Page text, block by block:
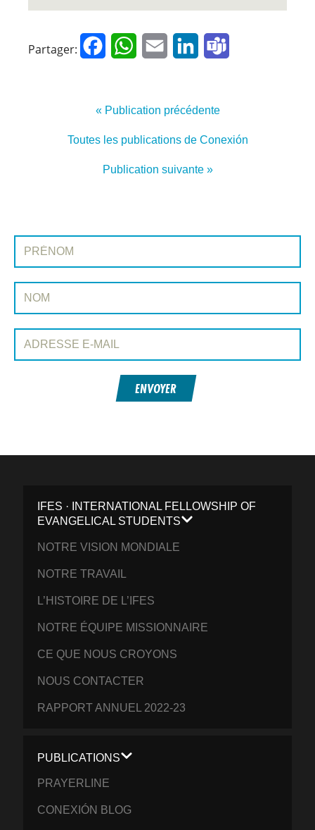
Partager: FacebookWhatsApp
Email LinkedIn
« Publication précédente
Toutes les publications de Conexión
Publication suivante »
INSCRIVEZ-VOUS À CONEXIÓN
Prénom:
Nom:
Adresse e-mail:
ENVOYER
IFES · INTERNATIONAL FELLOWSHIP OF
EVANGELICAL STUDENTS
NOTRE VISION MONDIALE
NOTRE TRAVAIL
L’HISTOIRE DE L’IFES
NOTRE ÉQUIPE MISSIONNAIRE
CE QUE NOUS CROYONS
NOUS CONTACTER
RAPPORT ANNUEL 2022-23
PUBLICATIONS
PRAYERLINE
CONEXIÓN BLOG